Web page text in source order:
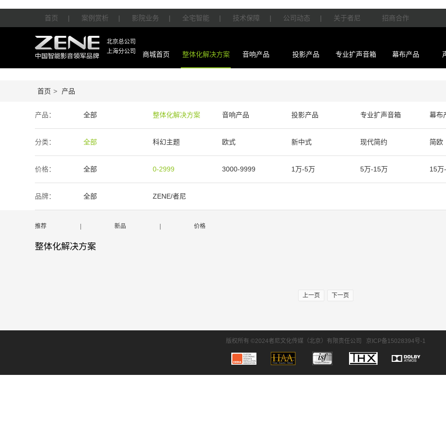
首页 | 案例赏析 | 影院业务 | 全宅智能 | 技术保障 | 公司动态 | 关于者尼 招商合作
北京总公司
上海分公司
商城首页 整体化解决方案 音响产品 投影产品 专业扩声音箱 幕布产品
首页 > 产品
产品： 全部 整体化解决方案 音响产品 投影产品 专业扩声音箱 幕布
智能产品 周边产品
分类： 全部 科幻主题 欧式 新中式 现代简约 简欧
价格： 全部 0-2999 3000-9999 1万-5万 5万-15万 15万
50万-100万 100万以上
品牌： 全部 ZENE/者尼
推荐 新品 价格
整体化解决方案
上一页 下一页
版权所有 ©2024者尼文化传媒（北京）有限责任公司 京ICP备15028394号-1